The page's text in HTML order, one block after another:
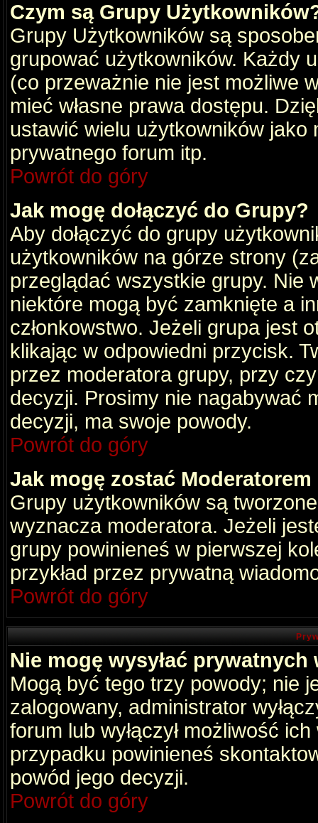
Czym są Grupy
Grupy Użytkowników są
grupować użytkowników. Każdy
(co przeważnie nie jest możliwe
mieć własne prawa dostępu.
ustawić wielu użytkowników
prywatnego forum itp.
Powrót do góry
Jak mogę dołączyć do Grupy?
Aby dołączyć do grupy
użytkowników na górze strony
przeglądać wszystkie grupy. Nie
niektóre mogą być zamknięte a
członkowstwo. Jeżeli grupa jest
klikając w odpowiedni przycisk.
przez moderatora grupy, przy
decyzji. Prosimy nie nagabywać
decyzji, ma swoje powody.
Powrót do góry
Jak mogę zostać
Grupy użytkowników są
wyznacza moderatora. Jeżeli
grupy powinieneś w pierwszej
przykład przez prywatną
Powrót do góry
Nie mogę wysyłać
Mogą być tego trzy powody; nie
zalogowany, administrator
forum lub wyłączył możliwość
przypadku powinieneś
powód jego decyzji.
Powrót do góry